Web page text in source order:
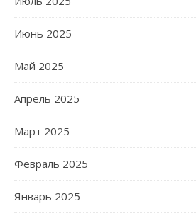
Июнь 2025
Май 2025
Апрель 2025
Март 2025
Февраль 2025
Январь 2025